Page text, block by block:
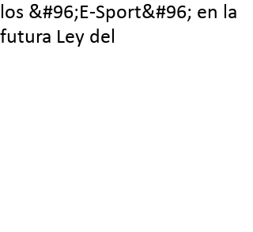
los &#96;E-Sport&#96; en la
futura Ley del